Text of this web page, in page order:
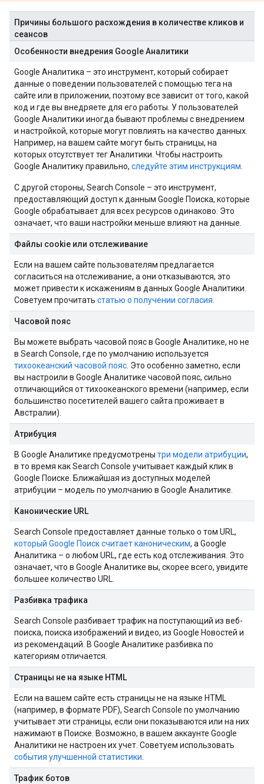
Причины большого расхождения в количестве кликов и
сеансов
Особенности внедрения Google Аналитики
Google Аналитика – это инструмент, который собирает
данные о поведении пользователей с помощью тега на
сайте или в приложении, поэтому все зависит от того, какой
код и где вы внедряете для его работы. У пользователей
Google Аналитики иногда бывают проблемы с внедрением
и настройкой, которые могут повлиять на качество данных.
Например, на вашем сайте могут быть страницы, на
которых отсутствует тег Аналитики. Чтобы настроить
Google Аналитику правильно, следуйте этим инструкциям.
С другой стороны, Search Console – это инструмент,
предоставляющий доступ к данным Google Поиска, которые
Google обрабатывает для всех ресурсов одинаково. Это
означает, что ваши настройки меньше влияют на данные.
Файлы cookie или отслеживание
Если на вашем сайте пользователям предлагается
согласиться на отслеживание, а они отказываются, это
может привести к искажениям в данных Google Аналитики.
Советуем прочитать статью о получении согласия.
Часовой пояс
Вы можете выбрать часовой пояс в Google Аналитике, но не
в Search Console, где по умолчанию используется
тихоокеанский часовой пояс. Это особенно заметно, если
вы настроили в Google Аналитике часовой пояс, сильно
отличающийся от тихоокеанского времени (например, если
большинство посетителей вашего сайта проживает в
Австралии).
Атрибуция
В Google Аналитике предусмотрены три модели атрибуции,
в то время как Search Console учитывает каждый клик в
Google Поиске. Ближайшая из доступных моделей
атрибуции – модель по умолчанию в Google Аналитике.
Канонические URL
Search Console предоставляет данные только о том URL,
который Google Поиск считает каноническим, а Google
Аналитика – о любом URL, где есть код отслеживания. Это
означает, что в Google Аналитике вы, скорее всего, увидите
большее количество URL.
Разбивка трафика
Search Console разбивает трафик на поступающий из веб-
поиска, поиска изображений и видео, из Google Новостей и
из рекомендаций. В Google Аналитике разбивка по
категориям отличается.
Страницы не на языке HTML
Если на вашем сайте есть страницы не на языке HTML
(например, в формате PDF), Search Console по умолчанию
учитывает эти страницы, если они показываются или на них
нажимают в Поиске. Возможно, в вашем аккаунте Google
Аналитики не настроен их учет. Советуем использовать
события улучшенной статистики.
Трафик ботов